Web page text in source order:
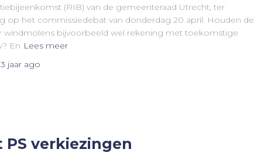
(RIB) van de gemeenteraad Utrecht, ter
op het commissiedebat van donderdag 20 april. Houden de
windmolens bijvoorbeeld wel rekening met toekomstige
En Lees meer
3 jaarago
PS verkiezingen